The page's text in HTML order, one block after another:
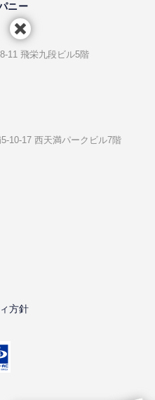
ニー
11 飛栄九段ビル5階
10-17 ⻄天満パークビル7階
方針